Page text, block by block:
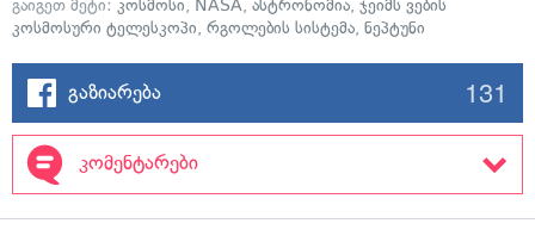
გაიგეთ მეტი: კოსმოსი, NASA, ასტრონომია, ჯეიმს ვების
კოსმოსური ტელესკოპი, რგოლების სისტემა, ნეპტუნი
გაზიარება 131
კომენტარები